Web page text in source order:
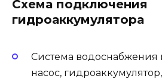
Схема подключения
гидроаккумулятора
Система водоснабжения
насос,